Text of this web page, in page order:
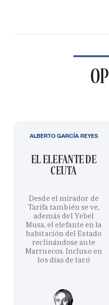
EL ELEFANTE DE
CEUTA
Desde el mirador de
Tarifa también se ve,
además del Yebel
Musa, el elefante en la
habitación del Estado
reclinándose ante
Marruecos. Incluso en
los días de taró
ALBERTO GARCÍA REYES